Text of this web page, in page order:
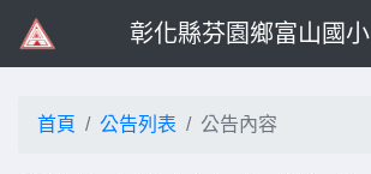
彰化縣芬園鄉富山國小
首頁 公告列表 公告內容